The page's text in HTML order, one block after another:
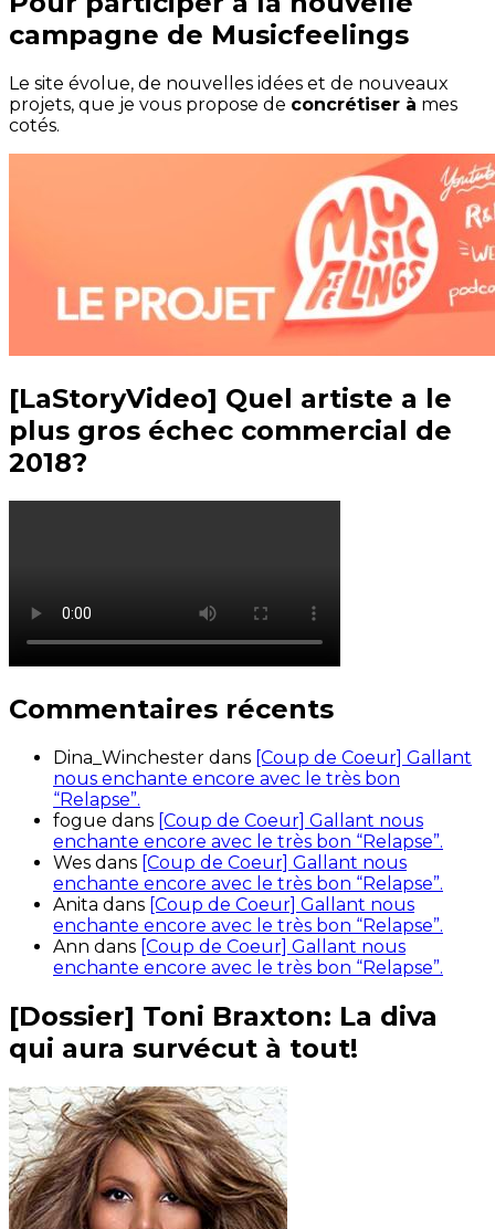
campagne de Musicfeelings
Le site évolue, de nouvelles idées et de nouveaux
projets, que je vous propose de concrétiser à mes
cotés.
[LaStoryVideo] Quel artiste a le
plus gros échec commercial de
2018?
Commentaires récents
Dina_Winchester dans [Coup de Coeur] Gallant
nous enchante encore avec le très bon
“Relapse”.
fogue dans [Coup de Coeur] Gallant nous
enchante encore avec le très bon “Relapse”.
Wes dans [Coup de Coeur] Gallant nous
enchante encore avec le très bon “Relapse”.
Anita dans [Coup de Coeur] Gallant nous
enchante encore avec le très bon “Relapse”.
Ann dans [Coup de Coeur] Gallant nous
enchante encore avec le très bon “Relapse”.
[Dossier] Toni Braxton: La diva
qui aura survécut à tout!